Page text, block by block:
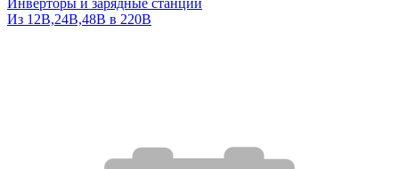
Инверторы и зарядные станции
Из 12В,24В,48В в 220В